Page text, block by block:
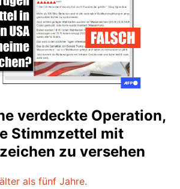
verdeckte Operation,
Stimmzettel mit
zu versehen
als fünf Jahre.